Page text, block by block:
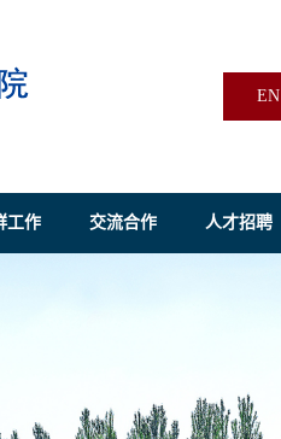
EN
工作 交流合作 人才招聘